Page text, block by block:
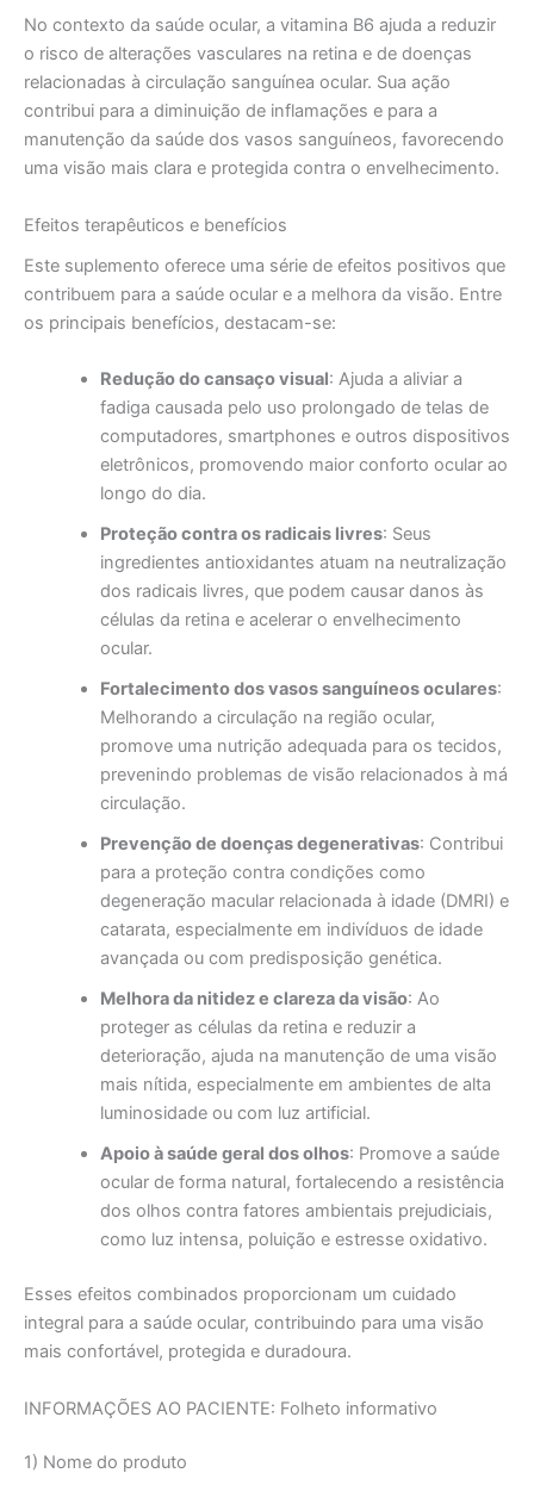
No contexto da saúde ocular, a vitamina B6 ajuda a reduzir
o risco de alterações vasculares na retina e de doenças
relacionadas à circulação sanguínea ocular. Sua ação
contribui para a diminuição de inflamações e para a
manutenção da saúde dos vasos sanguíneos, favorecendo
uma visão mais clara e protegida contra o envelhecimento.
Efeitos terapêuticos e benefícios
Este suplemento oferece uma série de efeitos positivos que
contribuem para a saúde ocular e a melhora da visão. Entre
os principais benefícios, destacam-se:
Redução do cansaço visual: Ajuda a aliviar a
fadiga causada pelo uso prolongado de telas de
computadores, smartphones e outros dispositivos
eletrônicos, promovendo maior conforto ocular ao
longo do dia.
Proteção contra os radicais livres: Seus
ingredientes antioxidantes atuam na neutralização
dos radicais livres, que podem causar danos às
células da retina e acelerar o envelhecimento
ocular.
Fortalecimento dos vasos sanguíneos oculares:
Melhorando a circulação na região ocular,
promove uma nutrição adequada para os tecidos,
prevenindo problemas de visão relacionados à má
circulação.
Prevenção de doenças degenerativas: Contribui
para a proteção contra condições como
degeneração macular relacionada à idade (DMRI) e
catarata, especialmente em indivíduos de idade
avançada ou com predisposição genética.
Melhora da nitidez e clareza da visão: Ao
proteger as células da retina e reduzir a
deterioração, ajuda na manutenção de uma visão
mais nítida, especialmente em ambientes de alta
luminosidade ou com luz artificial.
Apoio à saúde geral dos olhos: Promove a saúde
ocular de forma natural, fortalecendo a resistência
dos olhos contra fatores ambientais prejudiciais,
como luz intensa, poluição e estresse oxidativo.
Esses efeitos combinados proporcionam um cuidado
integral para a saúde ocular, contribuindo para uma visão
mais confortável, protegida e duradoura.
INFORMAÇÕES AO PACIENTE: Folheto informativo
1) Nome do produto